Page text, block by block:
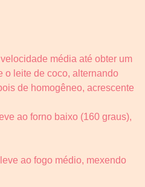
média até obter um
o leite de coco, alternando
de homogêneo, acrescente
ao forno baixo (160 graus),
ao fogo médio, mexendo